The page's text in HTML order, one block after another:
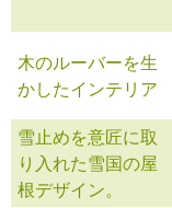
木のルーバーを生
かしたインテリア
雪止めを意匠に取
り入れた雪国の屋
根デザイン。